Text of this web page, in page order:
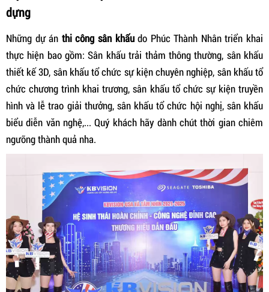
dựng
Những dự án thi công sân khấudo Phúc Thành Nhân triển khai
thực hiện bao gồm:Sân khấu trải thảm thông thường, sân khấu
thiết kế 3D, sân khấu tổ chức sự kiện chuyên nghiệp, sân khấu tổ
chức chương trình khai trương, sân khấu tổ chức sự kiện truyền
hình và lễ trao giải thưởng, sân khấu tổ chức hội nghị, sân khấu
biểu diễn văn nghệ,... Quý khách hãy dành chút thời gian chiêm
ngưỡng thành quả nha.